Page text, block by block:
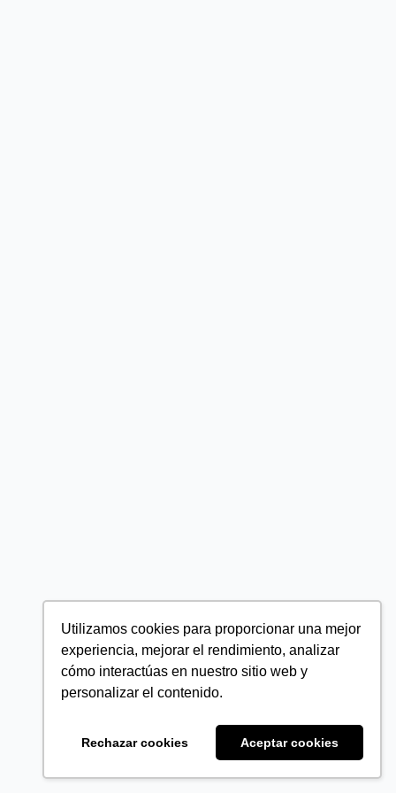
Utilizamos cookies para proporcionar una mejor
experiencia, mejorar el rendimiento, analizar
cómo interactúas en nuestro sitio web y
personalizar el contenido.
Rechazar cookies Aceptar cookies